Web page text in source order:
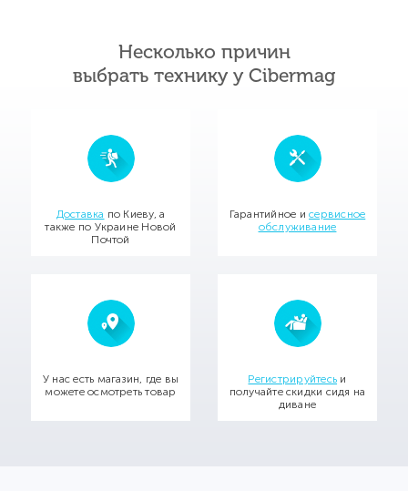
Несколько причин
выбрать технику у Cibermag
Доставка по Киеву, а
также по Украине Новой
Почтой
Гарантийное исервисное
обслуживание
У нас есть магазин, где вы
можете осмотреть товар
Регистрируйтесь и
получайте скидки сидя на
диване